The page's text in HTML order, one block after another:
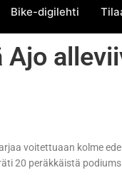
Bike-digilehti
voitettuaan kolme
20 peräkkäistä